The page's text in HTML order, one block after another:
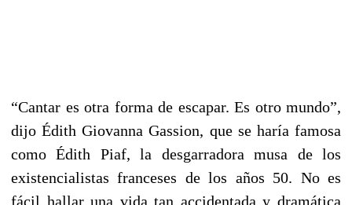
“Cantar es otra forma de escapar. Es otro mundo”,
dijo Édith Giovanna Gassion, que se haría famosa
como Édith Piaf, la desgarradora musa de los
existencialistas franceses de los años 50. No es
fácil hallar una vida tan accidentada y dramática